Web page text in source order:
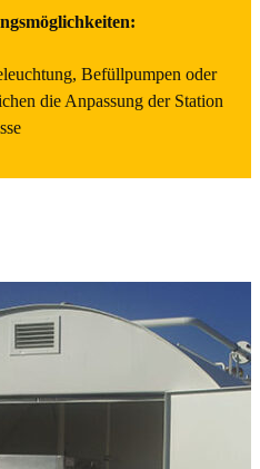
Befüllpumpen oder
die Anpassung der Station